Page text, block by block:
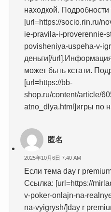
находкой. Подробности
[url=https://socio.rin.ru/
ie-pravila-i-proverennie-
povisheniya-uspeha-v-
деньги[/
может быть кстати.
[url=https://bb-
shop.ru/content/article/
atno_dlya.html]игры по
匿名
2025年10月6日 7:40 AM
Если тема day r
Ссылка: [url=https://
v-poker-onlajn-na-
na-vyigrysh/]day r